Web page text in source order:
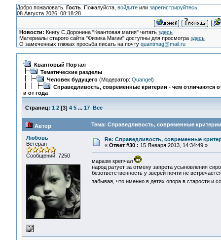
Добро пожаловать, Гость. Пожалуйста, войдитеили зарегистрируйтесь.
08 Августа 2026, 08:18:28
Новости: Книгу С.Доронина "Квантовая магия" читатьздесь
Материалы старого сайта "Физика Магии" доступны для просмотраздесь
О замеченных глюках просьба писать на почтуquantmag@mail.ru
Квантовый Портал
Тематические разделы
Человек будущего(Модератор: Quangel)
Справедливость, современные критерии - чем отличаются
и от года
Страниц: 1 2[3] 4 5 ... 17 Все
Автор Тема: Справедливость, современные
Любовь
Ветеран
Сообщений: 7250
Re: Справедливость, современные
« Ответ #30 : 15 Января 2013, 14:34:49 »
маразм крепчал
народ ратует за отмену запрета усыновления
безответственность у зверей почти не
забывая, что именно в детях опора в старости и